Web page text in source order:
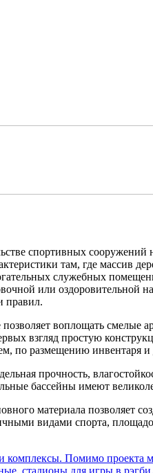
спортивных
там, где массив
служебных
или оздоровительной
правил.
воплощать смелые
взгляд простую
по размещению инвентаря и
прочность,
бассейны имеют
материала позволяет
видами спорта,